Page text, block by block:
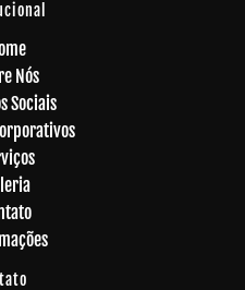
Nós
Sociais